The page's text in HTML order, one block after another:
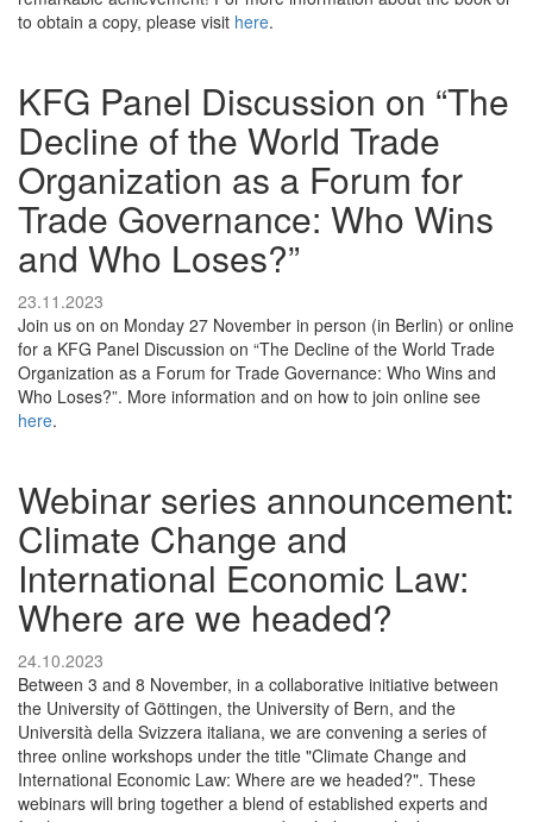
to obtain a copy, please visit here.
KFG Panel Discussion on “The
Decline of the World Trade
Organization as a Forum for
Trade Governance: Who Wins
and Who Loses?”
23.11.2023
Join us on on Monday 27 November in person (in Berlin) or online
for a KFG Panel Discussion on “The Decline of the World Trade
Organization as a Forum for Trade Governance: Who Wins and
Who Loses?”. More information and on how to join online see
here.
Webinar series announcement:
Climate Change and
International Economic Law:
Where are we headed?
24.10.2023
Between 3 and 8 November, in a collaborative initiative between
the University of Göttingen, the University of Bern, and the
Università della Svizzera italiana, we are convening a series of
three online workshops under the title "Climate Change and
International Economic Law: Where are we headed?". These
webinars will bring together a blend of established experts and